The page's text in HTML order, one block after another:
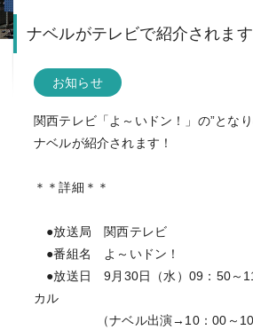
ナベルがテレビで紹介されます
お知らせ
関西テレビ「よ～いドン！」の”とな
ナベルが紹介されます！
＊＊詳細＊＊
●放送局 関西テレビ
●番組名 よ～いドン！
●放送日 9月30日（水）09：50～
カル
（ナベル出演→10：00～10：